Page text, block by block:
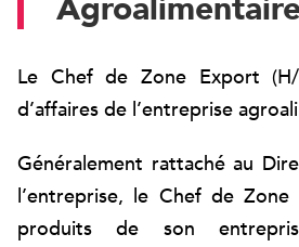
Agroalimentaire
Le Chef de Zone Export
d’affaires de l’entreprise
Généralement rattaché au
l’entreprise, le Chef de
produits de son